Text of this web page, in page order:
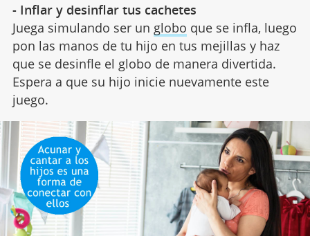
- Inflar y desinflar tus cachetes
Juega simulando ser un globo que se infla, luego
pon las manos de tu hijo en tus mejillas y haz
que se desinfle el globo de manera divertida.
Espera a que su hijo inicie nuevamente este
juego.